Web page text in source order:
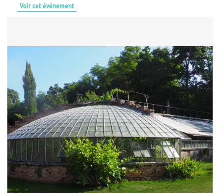
Voir cet événement